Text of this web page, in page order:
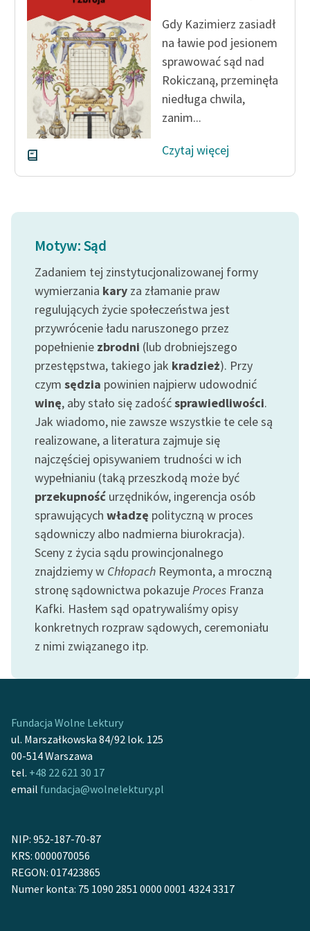
Ręce pełne poezji
Kolekcje edukacyjne
twórców przechodzących
do domeny publicznej,
lektur szkolnych oraz
Starego Testamentu
Odkurzamy bohaterów
Szkoła Poezji Wolnych
Lektur
Zespół
Zasady wykorzystania
Wolnych Lektur
Logotypy
Materiały promocyjne
Polityka prywatności
Regulamin biblioteki
Dane fundacji i
sprawozdania finansowe
Regulamin darowizn
Informacja o treściach
wrażliwych
Deklaracja dostępności
Gdy Kazimierz zasiadł
na ławie pod jesionem
sprawować sąd nad
Rokiczaną, przeminęła
niedługa chwila,
zanim...
Czytaj więcej
Motyw: Sąd
Zadaniem tej zinstytucjonalizowanej formy
wymierzania kary za złamanie praw
regulujących życie społeczeństwa jest
przywrócenie ładu naruszonego przez
popełnienie zbrodni (lub drobniejszego
przestępstwa, takiego jak kradzież). Przy
czym sędzia powinien najpierw udowodnić
winę, aby stało się zadośćsprawiedliwości.
Jak wiadomo, nie zawsze wszystkie te cele są
realizowane, a literatura zajmuje się
najczęściej opisywaniem trudności w ich
wypełnianiu (taką przeszkodą może być
przekupność urzędników, ingerencja osób
sprawujących władzę polityczną w proces
sądowniczy albo nadmierna biurokracja).
Sceny z życia sądu prowincjonalnego
znajdziemy w Chłopach Reymonta, a mroczną
stronę sądownictwa pokazujeProces Franza
Kafki. Hasłem sąd opatrywaliśmy opisy
konkretnych rozpraw sądowych, ceremoniału
z nimi związanego itp.
Fundacja Wolne Lektury
ul. Marszałkowska 84/92 lok. 125
00-514 Warszawa
tel. +48 22 621 30 17
email fundacja@wolnelektury.pl
NIP: 952-187-70-87
KRS: 0000070056
REGON: 017423865
Numer konta: 75 1090 2851 0000 0001 4324 3317